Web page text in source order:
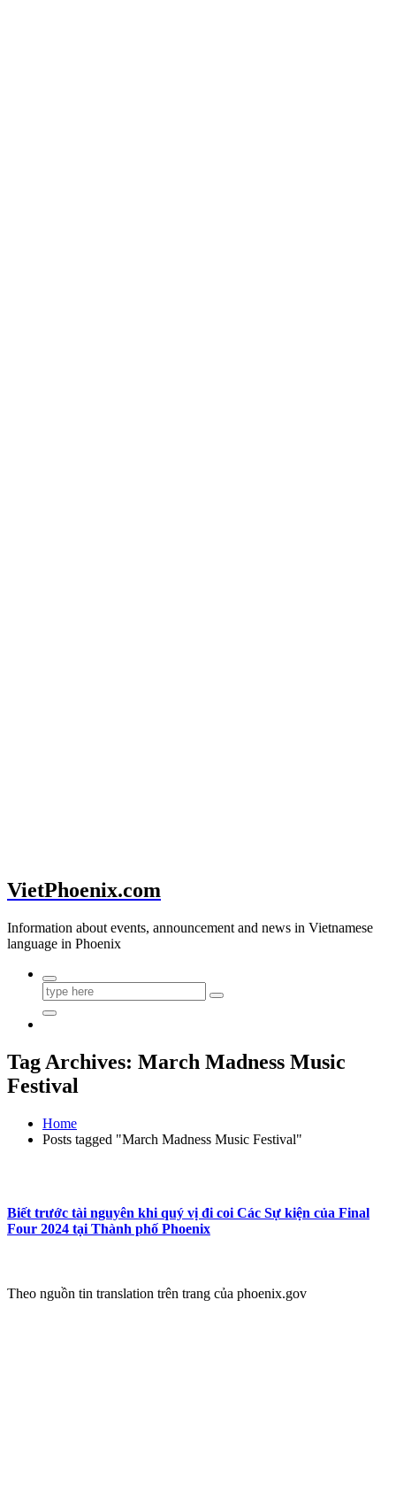
VietPhoenix.com
Information about events, announcement and news in Vietnamese
language in Phoenix
Tag Archives: March Madness Music
Festival
Home
Posts tagged "March Madness Music Festival"
Biết trước tài nguyên khi quý vị đi coi Các Sự kiện của Final
Four 2024 tại ​Thành phố Phoenix
Theo nguồn tin translation trên trang của phoenix.gov